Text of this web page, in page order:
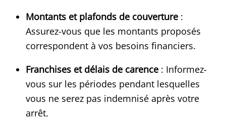
Montants et plafonds de couverture :
Assurez-vous que les montants proposés
correspondent à vos besoins financiers.​
Franchises et délais de carence : Informez-
vous sur les périodes pendant lesquelles
vous ne serez pas indemnisé après votre
arrêt.